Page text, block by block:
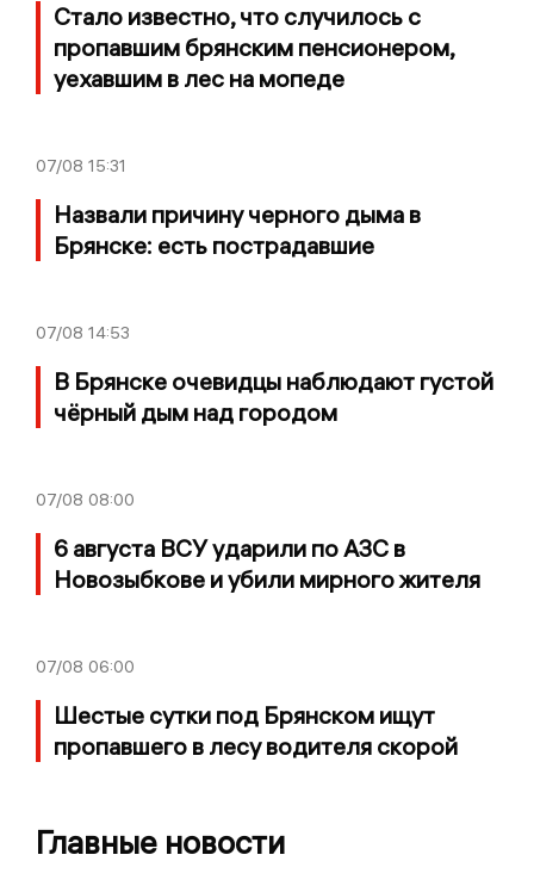
Стало известно, что случилось с
пропавшим брянским пенсионером,
уехавшим в лес на мопеде
07/08 15:31
Назвали причину черного дыма в
Брянске: есть пострадавшие
07/08 14:53
В Брянске очевидцы наблюдают густой
чёрный дым над городом
07/08 08:00
6 августа ВСУ ударили по АЗС в
Новозыбкове и убили мирного жителя
07/08 06:00
Шестые сутки под Брянском ищут
пропавшего в лесу водителя скорой
Главные новости